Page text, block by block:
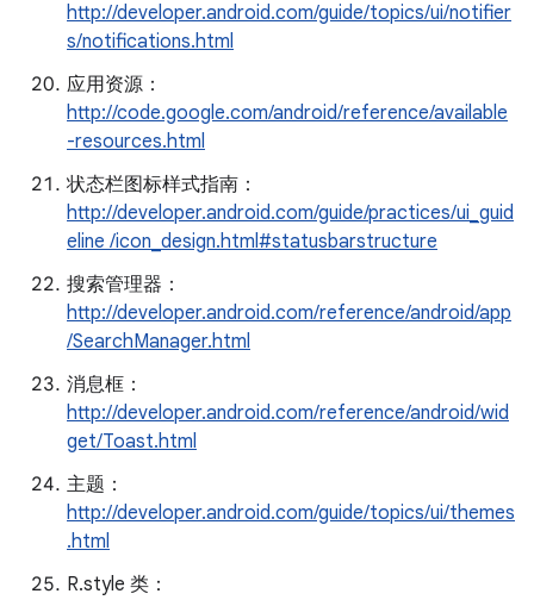
http://developer.android.com/guide/topics/ui/notifier
s/notifications.html
应用资源：
http://code.google.com/android/reference/available
-resources.html
状态栏图标样式指南：
http://developer.android.com/guide/practices/ui_guid
eline /icon_design.html#statusbarstructure
搜索管理器：
http://developer.android.com/reference/android/app
/SearchManager.html
消息框：
http://developer.android.com/reference/android/wid
get/Toast.html
主题：
http://developer.android.com/guide/topics/ui/themes
.html
R.style 类：